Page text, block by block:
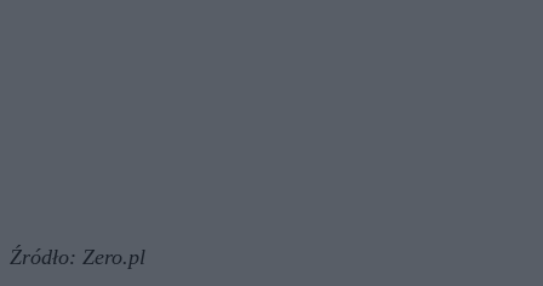
Źródło: Zero.pl